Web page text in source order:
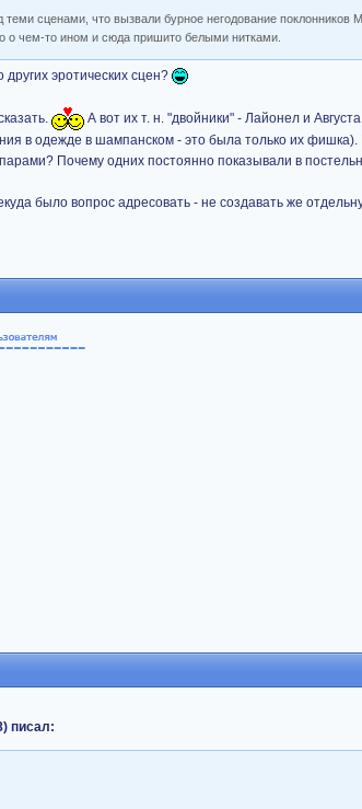
сценами, что вызвали бурное негодование поклонников
о чем-то ином и сюда пришито белыми нитками.
эротических сцен?
А вот их т. н. "двойники" - Лайонел и
в одежде в шампанском - это была только их фишка).
Почему одних постоянно показывали в
было вопрос адресовать - не создавать же
писал: